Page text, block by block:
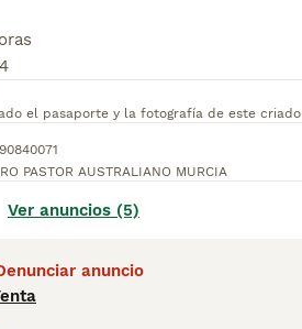
el pasaporte y la fotografía de este
PASTOR AUSTRALIANO MURCIA
Ver anuncios (5)
anuncio